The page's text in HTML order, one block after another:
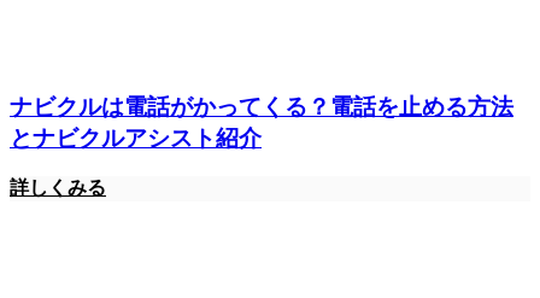
ナビクルは電話がかってくる？電話を止める方法
とナビクルアシスト紹介
詳しくみる